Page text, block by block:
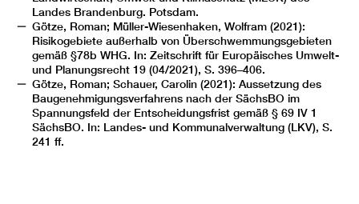
Landes Brandenburg. Potsdam.
Götze, Roman; Müller-Wiesenhaken, Wolfram (2021):
Risikogebiete außerhalb von Überschwemmungsgebieten
gemäß §78b WHG. In: Zeitschrift für Europäisches Umwelt-
und Planungsrecht 19 (04/2021), S. 396–406.
Götze, Roman; Schauer, Carolin (2021): Aussetzung des
Baugenehmigungsverfahrens nach der SächsBO im
Spannungsfeld der Entscheidungsfrist gemäß § 69 IV 1
SächsBO. In: Landes- und Kommunalverwaltung (LKV), S.
241 ff.